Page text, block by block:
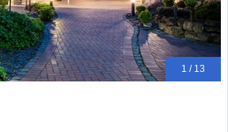
1 / 13